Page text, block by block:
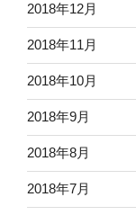
2018年12月
2018年11月
2018年10月
2018年9月
2018年8月
2018年7月